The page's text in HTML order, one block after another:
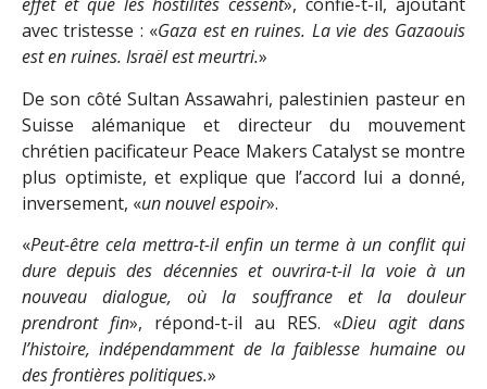
avec tristesse : «Gaza est en ruines. La vie des Gazaouis
est en ruines. Israël est meurtri.»
De son côté Sultan Assawahri, palestinien pasteur en
Suisse alémanique et directeur du mouvement
chrétien pacificateur Peace Makers Catalyst se montre
plus optimiste, et explique que l’accord lui a donné,
inversement, «un nouvel espoir».
«Peut-être cela mettra-t-il enfin un terme à un conflit qui
dure depuis des décennies et ouvrira-t-il la voie à un
nouveau dialogue, où la souffrance et la douleur
prendront fin», répond-t-il au RES. «Dieu agit dans
l’histoire, indépendamment de la faiblesse humaine ou
des frontières politiques.»